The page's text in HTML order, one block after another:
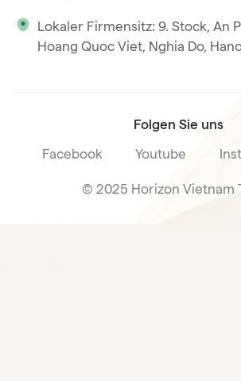
Unsere internationale
Lokaler Firmensitz: 9. Stock, An
Hoang Quoc Viet, Nghia Do,
Folgen Sie uns
Facebook Youtube
© 2025 Horizon Vietnam